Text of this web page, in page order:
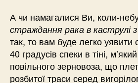
А чи намагалися Ви, коли-
страждання рака в каструлі
так, то вам буде легко уявити
40 градусів спеки в тіні,
повільного зерновоза, що
розбитої траси серед